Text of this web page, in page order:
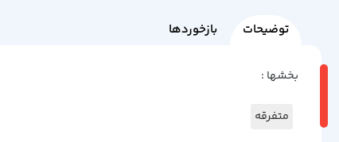
توضیحات بازخوردها
بخشها :
متفرقه